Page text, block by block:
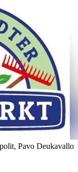
Pavo Deukavallo